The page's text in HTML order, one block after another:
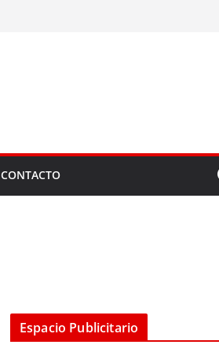
CONTACTO
Espacio Publicitario